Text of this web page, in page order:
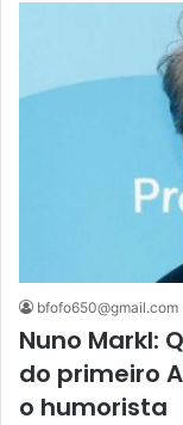
bfofo650@gmail.com
Nuno Markl:
do primeiro
o humorista